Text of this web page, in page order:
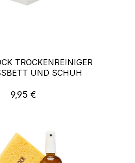
TROCKENREINIGER
UND SCHUH
Regulärer Preis:
9,95 €